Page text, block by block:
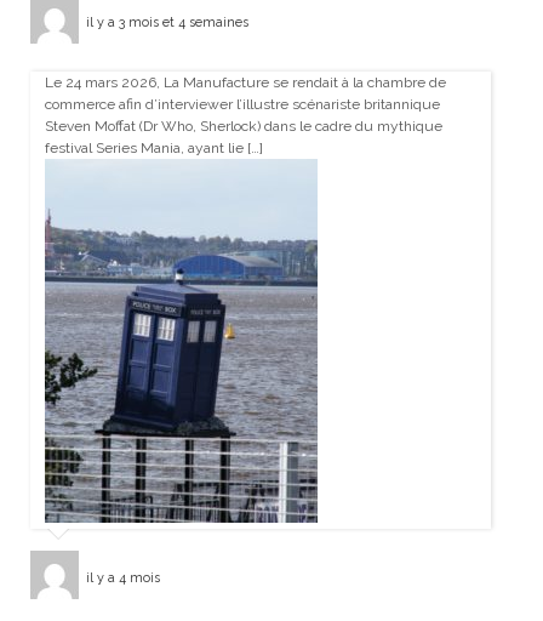
il y a 3 mois et 4 semaines
Le 24 mars 2026, La Manufacture se rendait à la chambre de
commerce afin d’interviewer l’illustre scénariste britannique
Steven Moffat (Dr Who, Sherlock) dans le cadre du mythique
festival Series Mania, ayant lie […]
il y a 4 mois